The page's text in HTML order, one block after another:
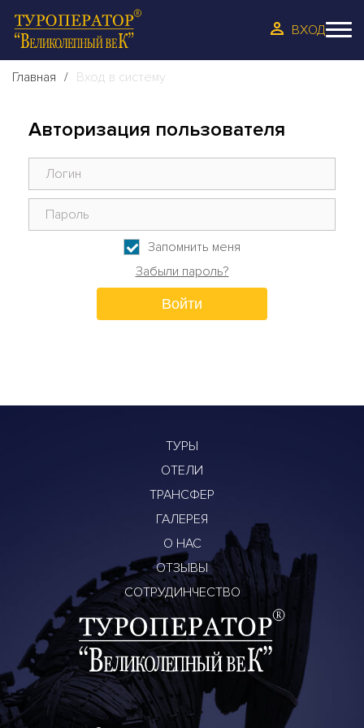
ВХОД
Главная Вход в систему
Авторизация пользователя
Запомнить меня
Забыли пароль?
Войти
ТУРЫ
ОТЕЛИ
ТРАНСФЕР
ГАЛЕРЕЯ
О НАС
ОТЗЫВЫ
СОТРУДИНЧЕСТВО